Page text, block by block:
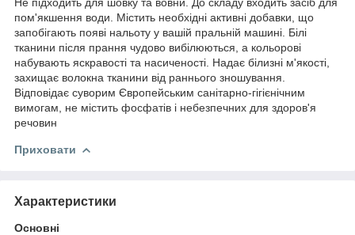
пом'якшення води. Містить необхідні активні добавки, що
запобігають появі нальоту у вашій пральній машині. Білі
тканини після прання чудово вибілюються, а кольорові
набувають яскравості та насиченості. Надає білизні м'якості,
захищає волокна тканини від раннього зношування.
Відповідає суворим Європейським санітарно-гігієнічним
вимогам, не містить фосфатів і небезпечних для здоров'я
речовин
Приховати
Характеристики
Основні